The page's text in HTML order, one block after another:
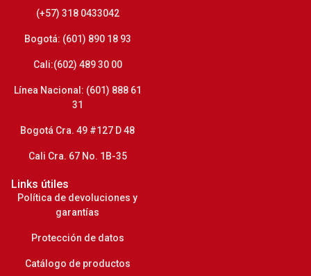
(+57) 318 0433042
Bogotá: (601) 890 18 93
Cali:(602) 489 30 00
Línea Nacional: (601) 888 61
31
Bogotá Cra. 49 #127 D 48
Cali Cra. 67 No. 1B-35
Links útiles
Política de devoluciones y
garantías
Protección de datos
Catálogo de productos